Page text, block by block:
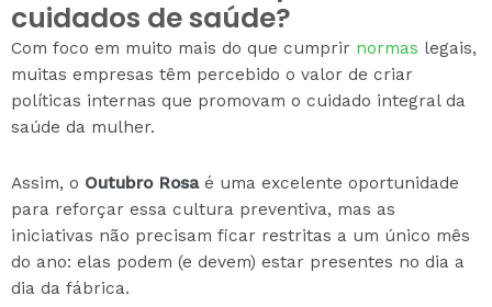
cuidados de saúde?
Com foco em muito mais do que cumprir normas legais,
muitas empresas têm percebido o valor de criar
políticas internas que promovam o cuidado integral da
saúde da mulher.
Assim, o Outubro Rosaé uma excelente oportunidade
para reforçar essa cultura preventiva, mas as
iniciativas não precisam ficar restritas a um único mês
do ano: elas podem (e devem) estar presentes no dia a
dia da fábrica.